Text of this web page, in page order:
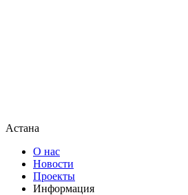
Астана
О нас
Новости
Проекты
Информация